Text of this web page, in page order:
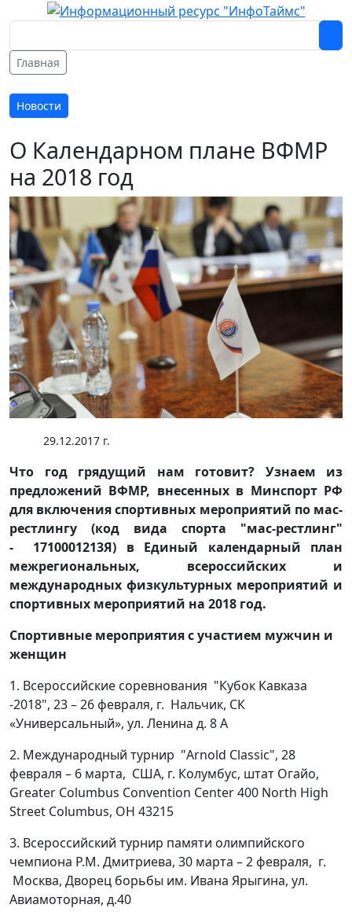
Главная
Новости
О Календарном плане ВФМР
на 2018 год
29.12.2017 г.
Что год грядущий нам готовит? Узнаем из
предложений ВФМР, внесенных в Минспорт РФ
для включения спортивных мероприятий по мас-
рестлингу (код вида спорта "мас-рестлинг"
- 1710001213Я) в Единый календарный план
межрегиональных, всероссийских и
международных физкультурных мероприятий и
спортивных мероприятий на 2018 год.
Спортивные мероприятия с участием мужчин и
женщин
1. Всероссийские соревнования "Кубок Кавказа
-2018", 23 – 26 февраля, г. Нальчик, СК
«Универсальный», ул. Ленина д. 8 А
2. Международный турнир "Arnold Classic", 28
февраля – 6 марта, США, г. Колумбус, штат Огайо,
Greater Columbus Convention Center 400 North High
Street Columbus, OH 43215
3. Всероссийский турнир памяти олимпийского
чемпиона Р.М. Дмитриева, 30 марта – 2 февраля, г.
Москва, Дворец борьбы им. Ивана Ярыгина, ул.
Авиамоторная, д.40